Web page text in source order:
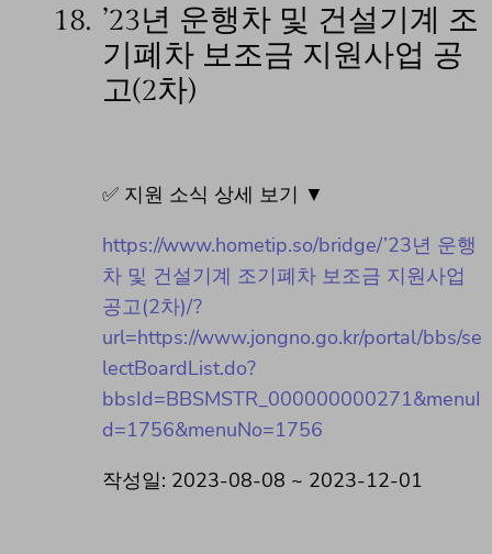
18. ’23년 운행차 및 건설기계 조
기폐차 보조금 지원사업 공
고(2차)
✅ 지원 소식 상세 보기 ▼
https://www.hometip.so/bridge/’23년 운행
차 및 건설기계 조기폐차 보조금 지원사업
공고(2차)/?
url=https://www.jongno.go.kr/portal/bbs/se
lectBoardList.do?
bbsId=BBSMSTR_000000000271&menuI
d=1756&menuNo=1756
작성일: 2023-08-08 ~ 2023-12-01